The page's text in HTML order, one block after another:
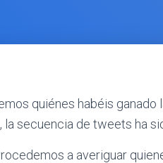
quiénes habéis ganado
, la secuencia de tweets ha
a averiguar